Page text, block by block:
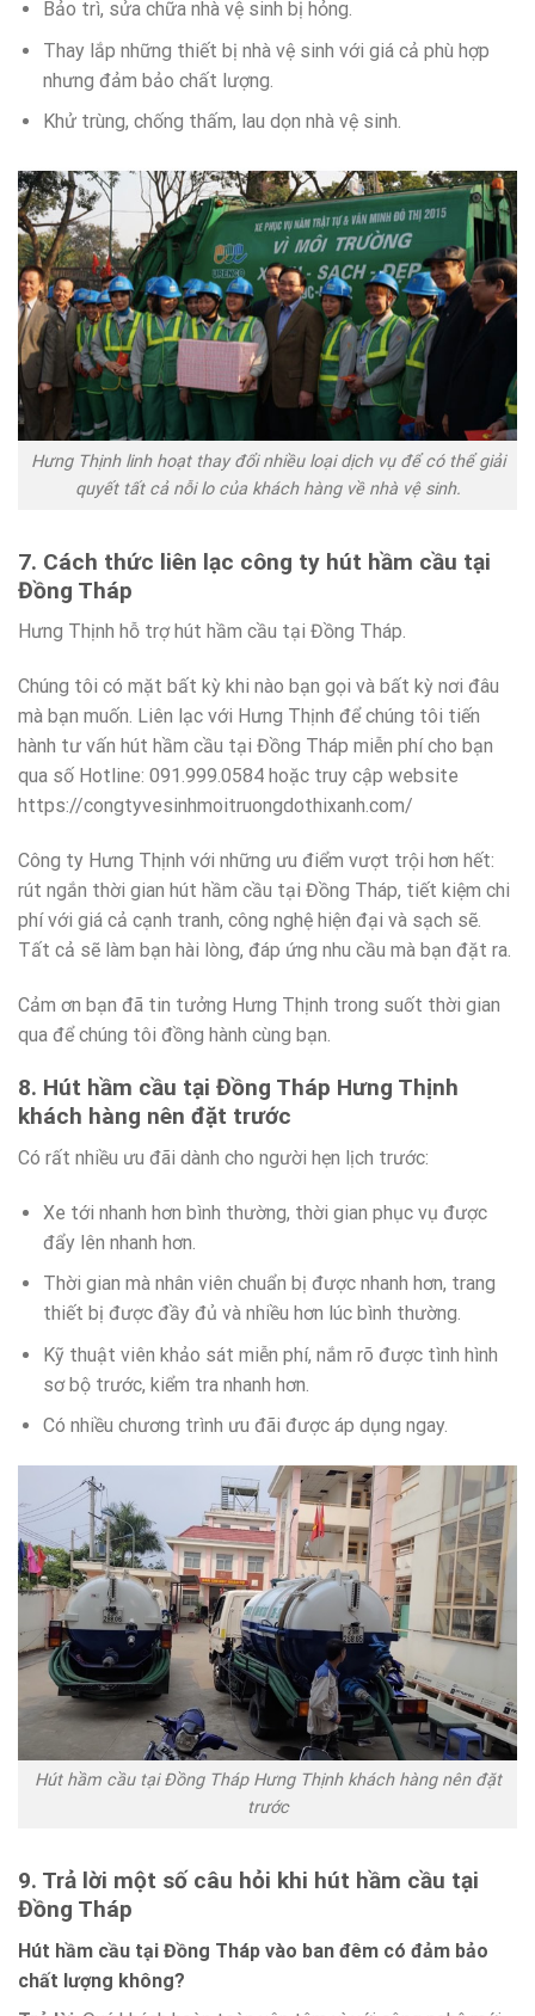
Bảo trì, sửa chữa nhà vệ sinh bị hỏng.
Thay lắp những thiết bị nhà vệ sinh với giá cả phù hợp
nhưng đảm bảo chất lượng.
Khử trùng, chống thấm, lau dọn nhà vệ sinh.
Hưng Thịnh linh hoạt thay đổi nhiều loại dịch vụ để có thể giải
quyết tất cả nỗi lo của khách hàng về nhà vệ sinh.
7. Cách thức liên lạc công ty hút hầm cầu tại
Đồng Tháp
Hưng Thịnh hỗ trợ hút hầm cầu tại Đồng Tháp.
Chúng tôi có mặt bất kỳ khi nào bạn gọi và bất kỳ nơi đâu
mà bạn muốn. Liên lạc với Hưng Thịnh để chúng tôi tiến
hành tư vấn hút hầm cầu tại Đồng Tháp miễn phí cho bạn
qua số Hotline: 091.999.0584 hoặc truy cập website
https://congtyvesinhmoitruongdothixanh.com/
Công ty Hưng Thịnh với những ưu điểm vượt trội hơn hết:
rút ngắn thời gian hút hầm cầu tại Đồng Tháp, tiết kiệm chi
phí với giá cả cạnh tranh, công nghệ hiện đại và sạch sẽ.
Tất cả sẽ làm bạn hài lòng, đáp ứng nhu cầu mà bạn đặt ra.
Cảm ơn bạn đã tin tưởng Hưng Thịnh trong suốt thời gian
qua để chúng tôi đồng hành cùng bạn.
8. Hút hầm cầu tại Đồng Tháp Hưng Thịnh
khách hàng nên đặt trước
Có rất nhiều ưu đãi dành cho người hẹn lịch trước:
Xe tới nhanh hơn bình thường, thời gian phục vụ được
đẩy lên nhanh hơn.
Thời gian mà nhân viên chuẩn bị được nhanh hơn, trang
thiết bị được đầy đủ và nhiều hơn lúc bình thường.
Kỹ thuật viên khảo sát miễn phí, nắm rõ được tình hình
sơ bộ trước, kiểm tra nhanh hơn.
Có nhiều chương trình ưu đãi được áp dụng ngay.
Hút hầm cầu tại Đồng Tháp Hưng Thịnh khách hàng nên đặt
trước
9. Trả lời một số câu hỏi khi hút hầm cầu tại
Đồng Tháp
Hút hầm cầu tại Đồng Tháp vào ban đêm có đảm bảo
chất lượng không?